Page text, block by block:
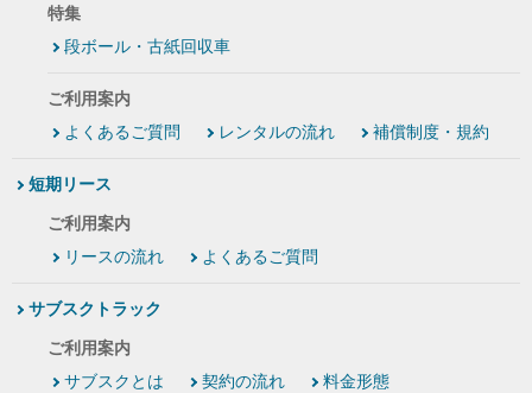
特集
段ボール・古紙回収車
ご利用案内
よくあるご質問
レンタルの流れ 補償制度・規約
短期リース
ご利用案内
リースの流れ
よくあるご質問
サブスクトラック
ご利用案内
サブスクとは
契約の流れ
料金形態